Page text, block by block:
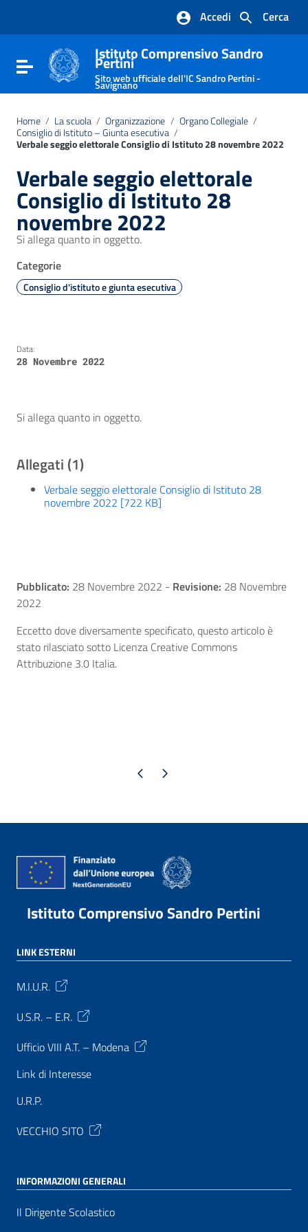
Vai al footer
Cerca
Accedi
Attiva / disattiva la navigazione
Istituto Comprensivo Sandro
Pertini
Sito web ufficiale dell'IC Sandro Pertini -
Savignano
Home / La scuola / Organizzazione / Organo Collegiale /
Consiglio di Istituto – Giunta esecutiva /
Verbale seggio elettorale Consiglio di Istituto 28 novembre 2022
Verbale seggio elettorale
Consiglio di Istituto 28
novembre 2022
Si allega quanto in oggetto.
Categorie
Consiglio d'istituto e giunta esecutiva
Data:
28 Novembre 2022
Si allega quanto in oggetto.
Allegati (1)
Verbale seggio elettorale Consiglio di Istituto 28
novembre 2022 [722 KB]
Pubblicato: 28 Novembre 2022 - Revisione: 28 Novembre
2022
Eccetto dove diversamente specificato, questo articolo è
stato rilasciato sotto Licenza Creative Commons
Attribuzione 3.0 Italia.
Pagina precedente
Pagina successiva
Istituto Comprensivo Sandro Pertini
LINK ESTERNI
M.I.U.R.
U.S.R. – E.R.
Ufficio VIII A.T. – Modena
Link di Interesse
U.R.P.
VECCHIO SITO
INFORMAZIONI GENERALI
Il Dirigente Scolastico